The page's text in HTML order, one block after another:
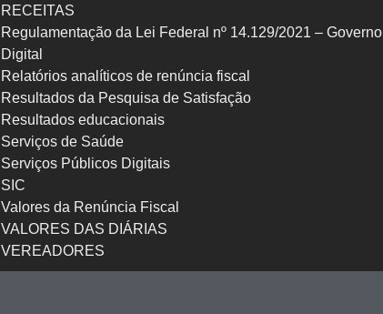
RECEITAS
Regulamentação da Lei Federal nº 14.129/2021 – Governo
Digital
Relatórios analíticos de renúncia fiscal
Resultados da Pesquisa de Satisfação
Resultados educacionais
Serviços de Saúde
Serviços Públicos Digitais
SIC
Valores da Renúncia Fiscal
VALORES DAS DIÁRIAS
VEREADORES